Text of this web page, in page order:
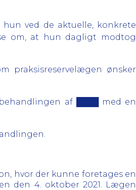
ved de aktuelle, konkrete
om, at hun dagligt modtog
praksisreservelægen ønsker
af ████ med en
hvor der kunne foretages en
den 4. oktober 2021. Lægen